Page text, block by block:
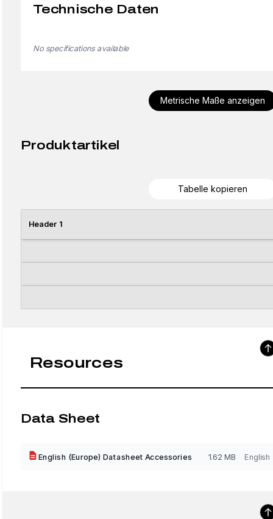
Technische Daten
No specifications available
Metrische Maße anzeigen
Produktartikel
Tabelle kopieren
Header 1
Resources
Data Sheet
English (Europe) Datasheet Accessories 1.62 MB English